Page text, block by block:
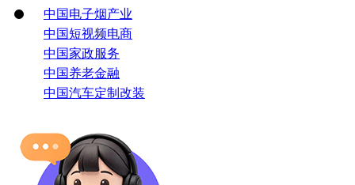
中国电子烟产业
中国短视频电商
中国家政服务
中国养老金融
中国汽车定制改装